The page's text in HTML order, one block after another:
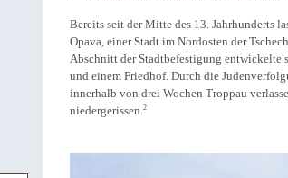
Bereits seit der Mitte des 13. Jahrhunderts
Opava, einer Stadt im Nordosten der
Abschnitt der Stadtbefestigung entwickelte
und einem Friedhof. Durch die
innerhalb von drei Wochen Troppau
niedergerissen.2